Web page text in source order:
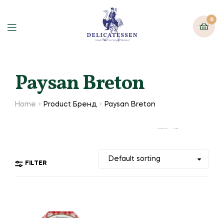
0
Paysan Breton
Home Product Бренд Paysan Breton
FILTER